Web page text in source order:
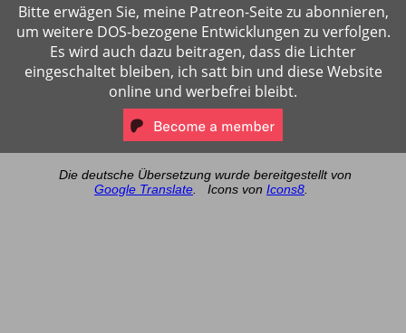
Bitte erwägen Sie, meine Patreon-Seite zu abonnieren,
um weitere DOS-bezogene Entwicklungen zu verfolgen.
Es wird auch dazu beitragen, dass die Lichter
eingeschaltet bleiben, ich satt bin und diese Website
online und werbefrei bleibt.
Die deutsche Übersetzung wurde bereitgestellt von
Google Translate
Icons von Icons8